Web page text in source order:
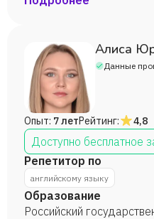
Алиса
Данные
Опыт: 7 летРейтинг: 4,8
Доступно бесплатное
Репетитор по
английскому языку
Образование
Российский